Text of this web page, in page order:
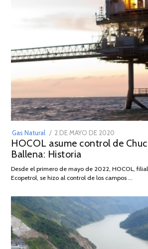
Gas Natural
POSTED
ON
2 DE MAYO DE 2020
DE
2026
HOCOL asume control de
Ballena: Historia
Desde el primero de mayo de 2022, HOCOL,
Ecopetrol, se hizo al control de los campos …